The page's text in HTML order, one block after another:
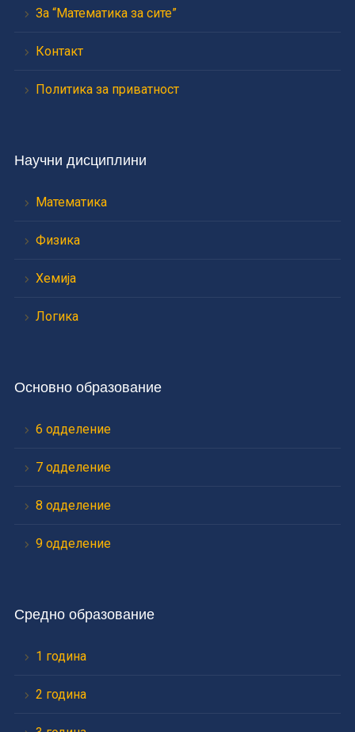
За “Математика за сите”
Контакт
Политика за приватност
Научни дисциплини
Математика
Физика
Хемија
Логика
Основно образование
6 одделение
7 одделение
8 одделение
9 одделение
Средно образование
1 година
2 година